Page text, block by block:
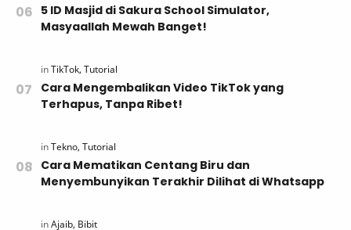
5 ID Masjid di Sakura School Simulator,
Masyaallah Mewah Banget!
Cara Mengembalikan Video TikTok yang
Terhapus, Tanpa Ribet!
Cara Mematikan Centang Biru dan
Menyembunyikan Terakhir Dilihat di Whatsapp